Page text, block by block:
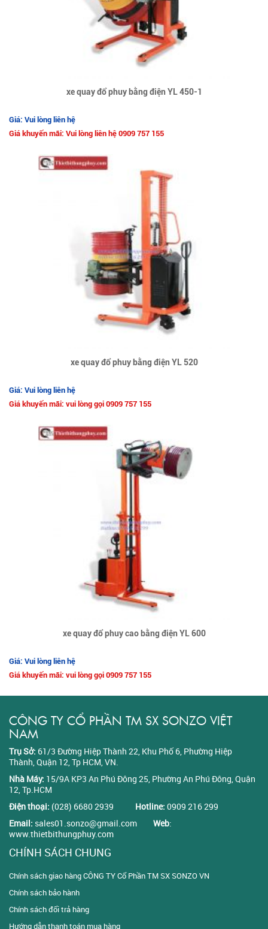
xe quay đổ phuy bằng điện YL 450-1
Giá: Vui lòng liên hệ
Giá khuyến mãi: Vui lòng liên hệ 0909 757 155
xe quay đổ phuy bằng điện YL 520
Giá: Vui lòng liên hệ
Giá khuyến mãi: vui lòng gọi 0909 757 155
xe quay đổ phuy cao bằng điện YL 600
Giá: Vui lòng liên hệ
Giá khuyến mãi: vui lòng gọi 0909 757 155
CÔNG TY CỔ PHẦN TM SX SONZO VIỆT
NAM
Trụ Sở: 61/3 Đường Hiệp Thành 22, Khu Phố 6, Phường Hiệp
Thành, Quận 12, Tp HCM, VN.
Nhà Máy: 15/9A KP3 An Phú Đông 25, Phường An Phú Đông, Quận
12, Tp.HCM
Điện thoại: (028) 6680 2939 Hotline: 0909 216 299
Email: sales01.sonzo@gmail.com Web:
www.thietbithungphuy.com
CHÍNH SÁCH CHUNG
Chính sách giao hàng CÔNG TY Cổ Phần TM SX SONZO VN
Chính sách bảo hành
Chính sách đổi trả hàng
Hướng dẫn thanh toán mua hàng